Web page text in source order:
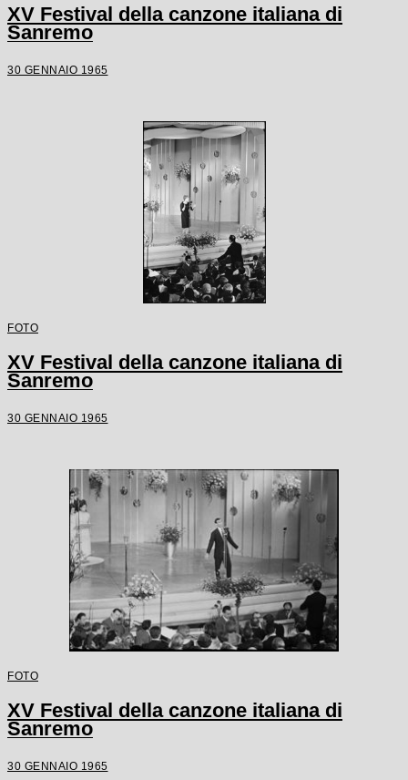
XV Festival della canzone italiana di
Sanremo
30 GENNAIO 1965
FOTO
XV Festival della canzone italiana di
Sanremo
30 GENNAIO 1965
FOTO
XV Festival della canzone italiana di
Sanremo
30 GENNAIO 1965